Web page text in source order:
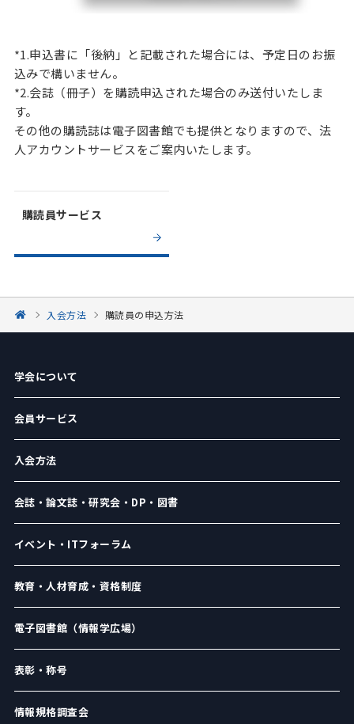
*1.申込書に「後納」と記載された場合には、予定日のお振
込みで構いません。
*2.会誌（冊子）を購読申込された場合のみ送付いたしま
す。
その他の購読誌は電子図書館でも提供となりますので、法
人アカウントサービスをご案内いたします。
購読員サービス
入会方法 購読員の申込方法
学会について
会員サービス
入会方法
会誌・論文誌・研究会・DP・図書
イベント・ITフォーラム
教育・人材育成・資格制度
電子図書館（情報学広場）
表彰・称号
情報規格調査会